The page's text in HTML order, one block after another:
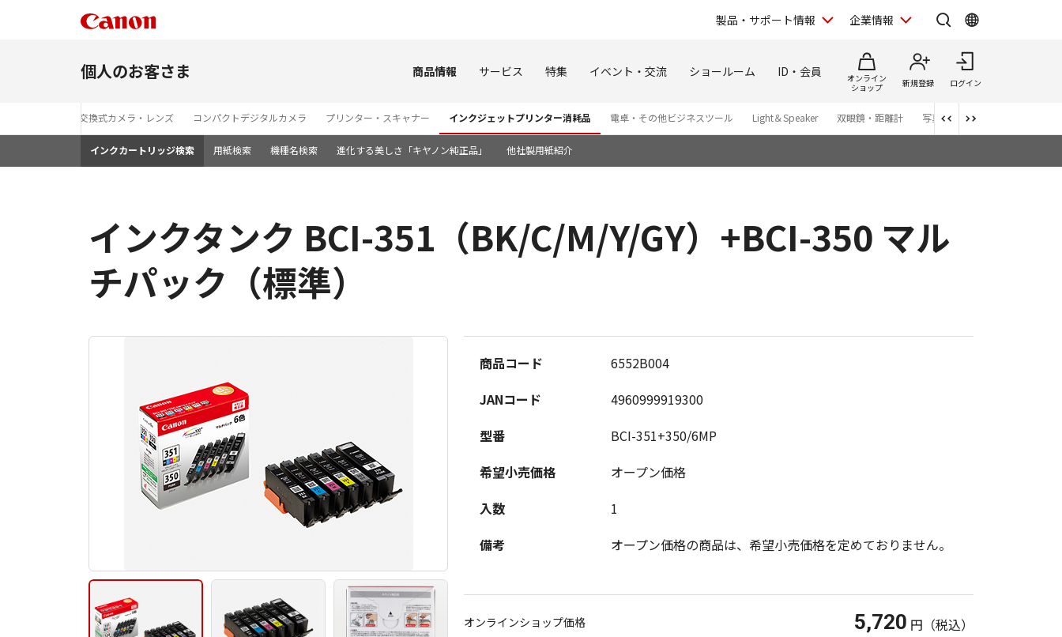
製品・サポート情報 企業情報
個人のお客さま 商品情報 サービス 特集 イベント・交流 ショールーム ID・会員
オンライン
ショップ
新規登録 ログイン
レンズ交換式カメラ・レンズ コンパクトデジタルカメラ プリンター・スキャナー インクジェットプリンター消耗品 電卓・その他ビジネスツール Light＆Speaker 双眼鏡・距離計 写真集 アプリ・ソフトウエ
インクカートリッジ検索 用紙検索 機種名検索 進化する美しさ「キヤノン純正品」 他社製用紙紹介
インクタンク BCI-351（BK/C/M/Y/GY）+BCI-350 マル
チパック（標準）
商品コード
6552B004
JANコード
4960999919300
型番
BCI-351+350/6MP
希望小売価格
オープン価格
入数
1
備考
オープン価格の商品は、希望小売価格を定めておりません。
オンラインショップ価格 5,720 円 （税込）